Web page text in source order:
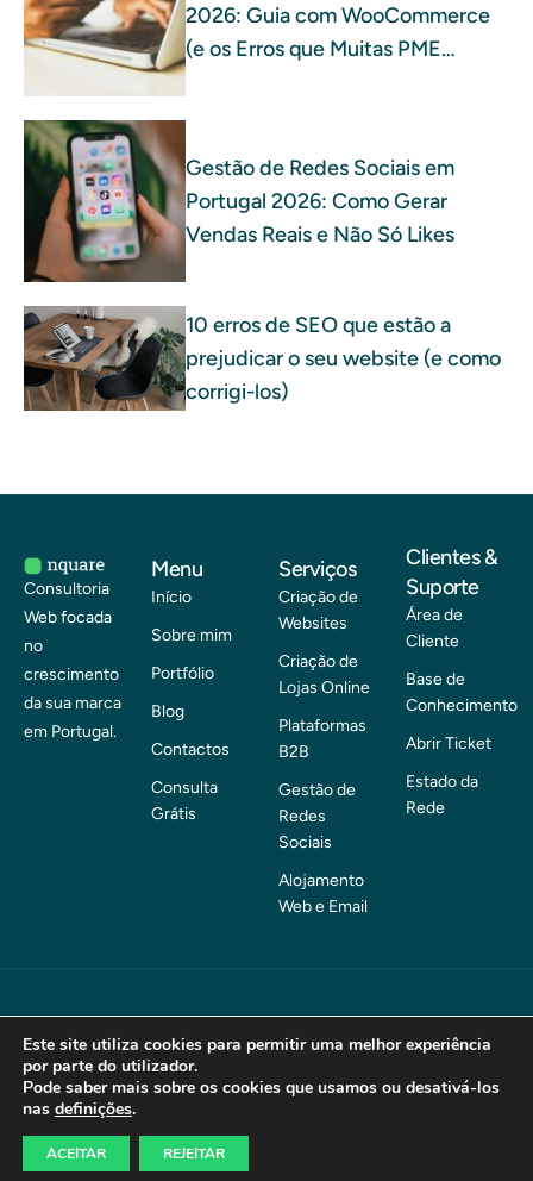
2026: Guia com WooCommerce
(e os Erros que Muitas PME
Gestão de Redes Sociais em
Portugal 2026: Como Gerar
Vendas Reais e Não Só Likes
10 erros de SEO que estão a
prejudicar o seu website (e como
corrigi-los)
Consultoria
Web focada
no
crescimento
da sua marca
em Portugal.
Menu
Início
Sobre mim
Portfólio
Blog
Contactos
Consulta
Grátis
Serviços
Criação de
Websites
Criação de
Lojas Online
Plataformas
B2B
Gestão de
Redes
Sociais
Alojamento
Web e Email
Clientes &
Suporte
Área de
Cliente
Base de
Conhecimento
Abrir Ticket
Estado da
Rede
© 2026 . nquare – Consultoria Web. Todos os direitos
reservados.
Termos e CondiçõesPolítica de Privacidade
Este site utiliza cookies para permitir uma melhor experiência
por parte do utilizador.
Pode saber mais sobre os cookies que usamos ou desativá-los
nas definições.
ACEITAR REJEITAR